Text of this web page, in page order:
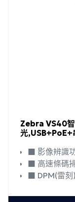
Zebra VS40
光,USB+PoE+
■ 影像辨識
■ 高速條碼
■ DPM(雷刻